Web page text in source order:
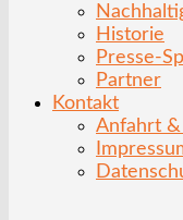
Historie
Presse-
Partner
Kontakt
Anfahrt